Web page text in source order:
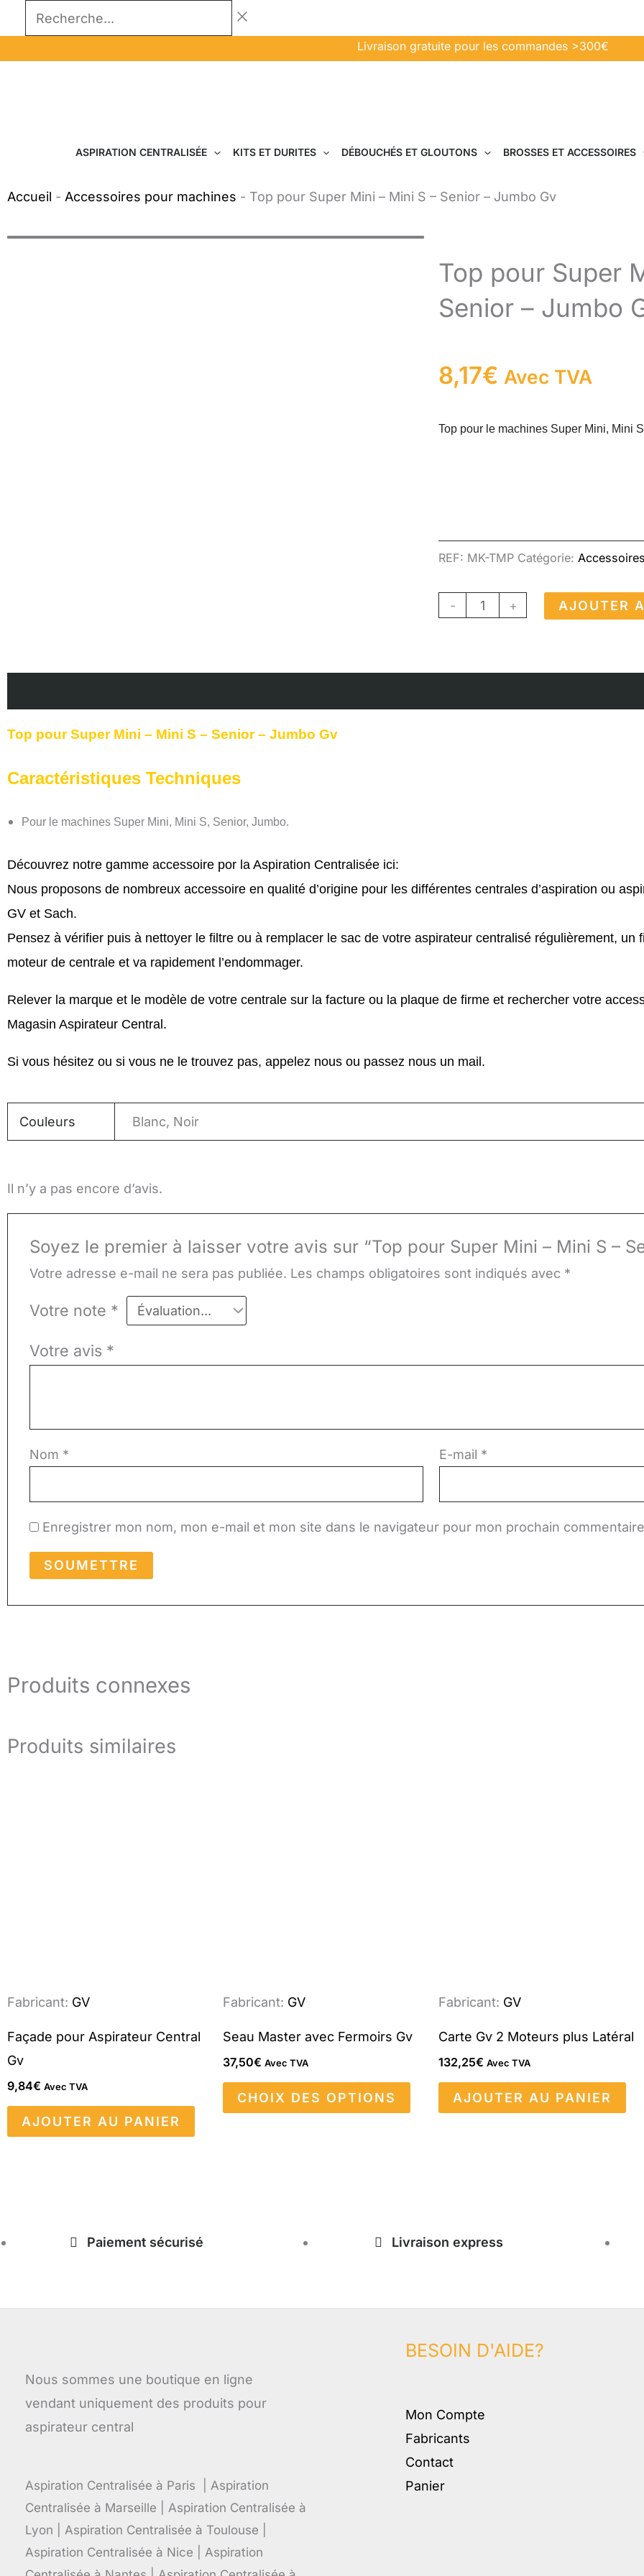
au
contenu
Recherche...
Livraison gratuite pour les commandes >300€
ASPIRATION CENTRALISÉE KITS ET DURITES DÉBOUCHÉS ET GLOUTONS BROSSES ET ACCESSOIRES
Accueil - Accessoires pour machines - Top pour Super Mini – Mini S – Senior – Jumbo Gv
Top pour Super
Senior – Jumbo
8,17€ Avec TVA
Top pour le machines Super Mini, Mini
REF: MK-TMP Catégorie:
-
quantité
pour
Jumbo
+ AJOUTER
Top pour Super Mini – Mini S – Senior – Jumbo Gv
Caractéristiques Techniques
Pour le machines Super Mini, Mini S, Senior, Jumbo.
Découvrez notre gamme accessoire por la Aspiration Centralisée ici:
Nous proposons de nombreux accessoire en qualité d’origine pour les différentes centrales d’aspiration ou
GV et Sach.
Pensez à vérifier puis à nettoyer le filtre ou à remplacer le sac de votre aspirateur centralisé régulièrement, un
moteur de centrale et va rapidement l’endommager.
Relever la marque et le modèle de votre centrale sur la facture ou la plaque de firme et rechercher votre
Magasin Aspirateur Central.
Si vous hésitez ou si vous ne le trouvez pas, appelez nous ou passez nous un mail.
Couleurs Blanc, Noir
Il n’y a pas encore d’avis.
Soyez le premier à laisser votre avis sur “Top pour Super Mini – Mini S –
Votre adresse e-mail ne sera pas publiée. Les champs obligatoires sont indiqués avec *
Votre note *
Votre avis *
Nom * E-mail *
Enregistrer mon nom, mon e-mail et mon site dans le navigateur pour mon prochain
Produits connexes
Produits similaires
Fabricant: GV
Façade pour Aspirateur Central
Gv
9,84€ Avec TVA
AJOUTER AU PANIER
Fabricant: GV
Seau Master avec Fermoirs Gv
37,50€ Avec TVA
CHOIX DES OPTIONS
choisiesFabricant: GV
Carte Gv 2 Moteurs plus Latéral
132,25€ Avec TVA
AJOUTER AU PANIER
Paiement sécurisé Livraison express
Nous sommes une boutique en ligne
vendant uniquement des produits pour
aspirateur central
Aspiration Centralisée à Paris | Aspiration
Centralisée à Marseille | Aspiration Centralisée à
Lyon | Aspiration Centralisée à Toulouse |
Aspiration Centralisée à Nice | Aspiration
BESOIN D'AIDE?
Mon Compte
Fabricants
Contact
Panier